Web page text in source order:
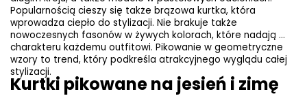
Popularnością cieszy się także brązowa kurtka, która
wprowadza ciepło do stylizacji. Nie brakuje także
nowoczesnych fasonów w żywych kolorach, które nadają
charakteru każdemu outfitowi. Pikowanie w geometryczne
wzory to trend, który podkreśla atrakcyjnego wyglądu całej
stylizacji.
Kurtki pikowane na jesień i zimę